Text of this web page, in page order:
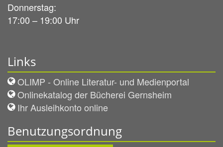
Donnerstag:
17:00 – 19:00 Uhr
Links
OLIMP - Online Literatur- und Medienportal
Onlinekatalog der Bücherei Gernsheim
Ihr Ausleihkonto online
Benutzungsordnung